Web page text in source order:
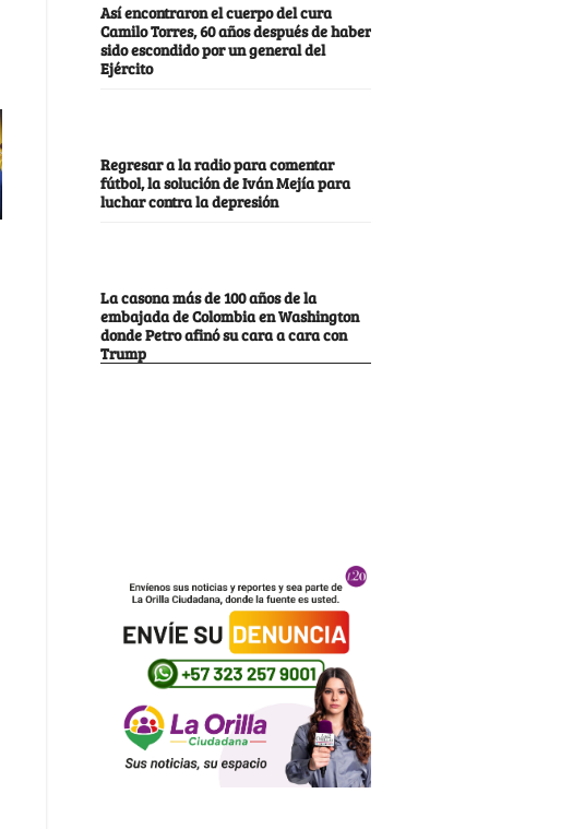
Así encontraron el cuerpo del cura
Camilo Torres, 60 años después de haber
sido escondido por un general del
Ejército
Regresar a la radio para comentar
fútbol, la solución de Iván Mejía para
luchar contra la depresión
La casona más de 100 años de la
embajada de Colombia en Washington
donde Petro afinó su cara a cara con
Trump